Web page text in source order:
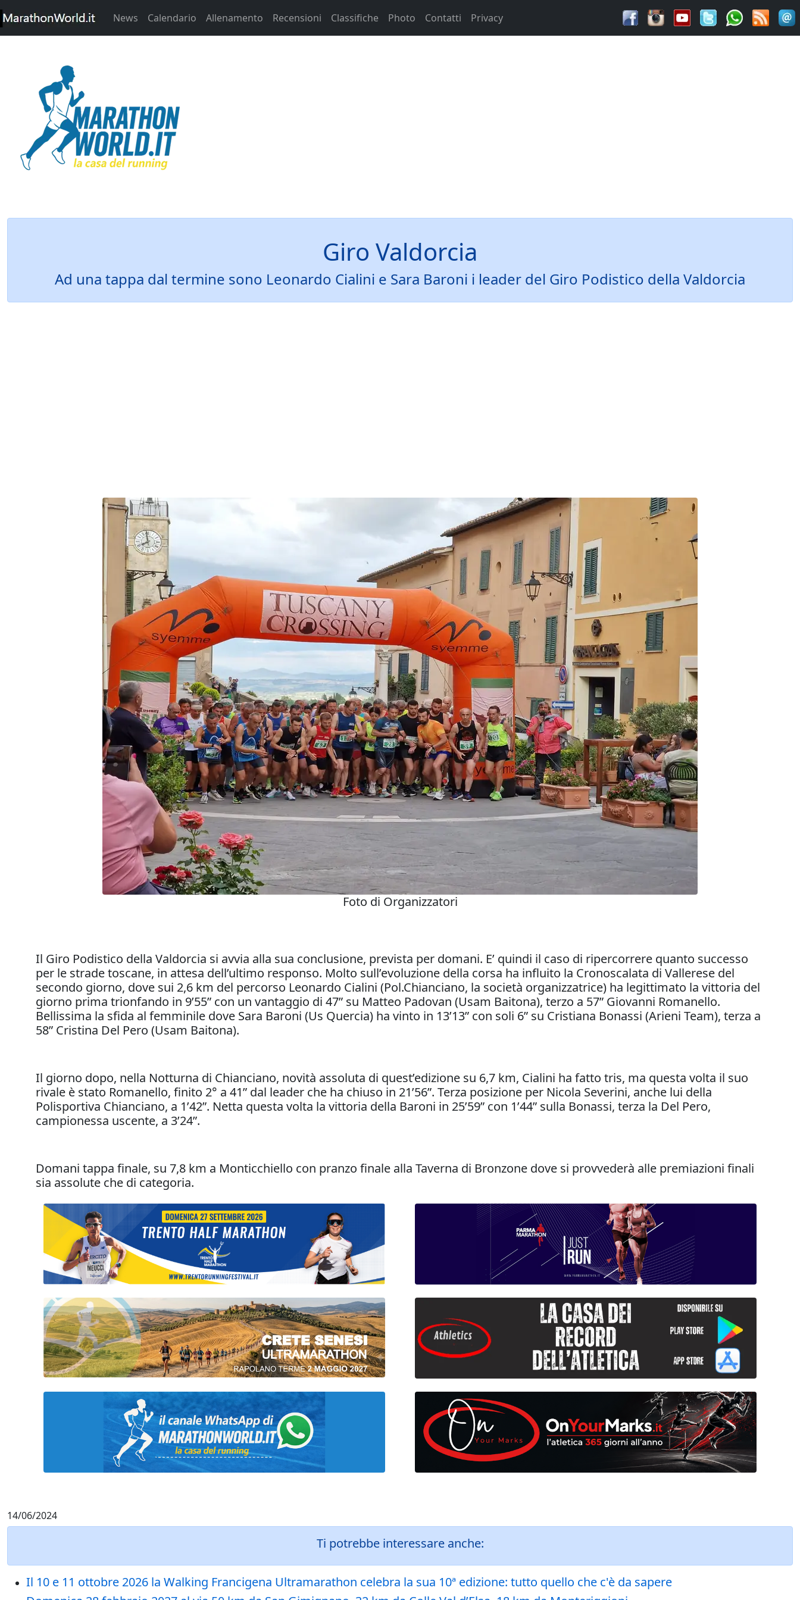
News Calendario Allenamento Recensioni Classifiche Photo Contatti Privacy
Giro Valdorcia
Ad una tappa dal termine sono Leonardo Cialini e Sara Baroni i leader del Giro Podistico della Valdorcia
Foto di Organizzatori
Il Giro Podistico della Valdorcia si avvia alla sua conclusione, prevista per domani. E’ quindi il caso di ripercorrere quanto successo
per le strade toscane, in attesa dell’ultimo responso. Molto sull’evoluzione della corsa ha influito la Cronoscalata di Vallerese del
secondo giorno, dove sui 2,6 km del percorso Leonardo Cialini (Pol.Chianciano, la società organizzatrice) ha legittimato la vittoria del
giorno prima trionfando in 9’55” con un vantaggio di 47” su Matteo Padovan (Usam Baitona), terzo a 57” Giovanni Romanello.
Bellissima la sfida al femminile dove Sara Baroni (Us Quercia) ha vinto in 13’13” con soli 6” su Cristiana Bonassi (Arieni Team), terza a
58” Cristina Del Pero (Usam Baitona).
Il giorno dopo, nella Notturna di Chianciano, novità assoluta di quest’edizione su 6,7 km, Cialini ha fatto tris, ma questa volta il suo
rivale è stato Romanello, finito 2° a 41” dal leader che ha chiuso in 21’56”. Terza posizione per Nicola Severini, anche lui della
Polisportiva Chianciano, a 1’42”. Netta questa volta la vittoria della Baroni in 25’59” con 1’44” sulla Bonassi, terza la Del Pero,
campionessa uscente, a 3’24”.
Domani tappa finale, su 7,8 km a Monticchiello con pranzo finale alla Taverna di Bronzone dove si provvederà alle premiazioni finali
sia assolute che di categoria.
14/06/2024
Ti potrebbe interessare anche:
Il 10 e 11 ottobre 2026 la Walking Francigena Ultramarathon celebra la sua 10ª edizione: tutto quello che c'è da sapere